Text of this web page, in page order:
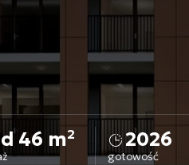
46 m² 2026
gotowość